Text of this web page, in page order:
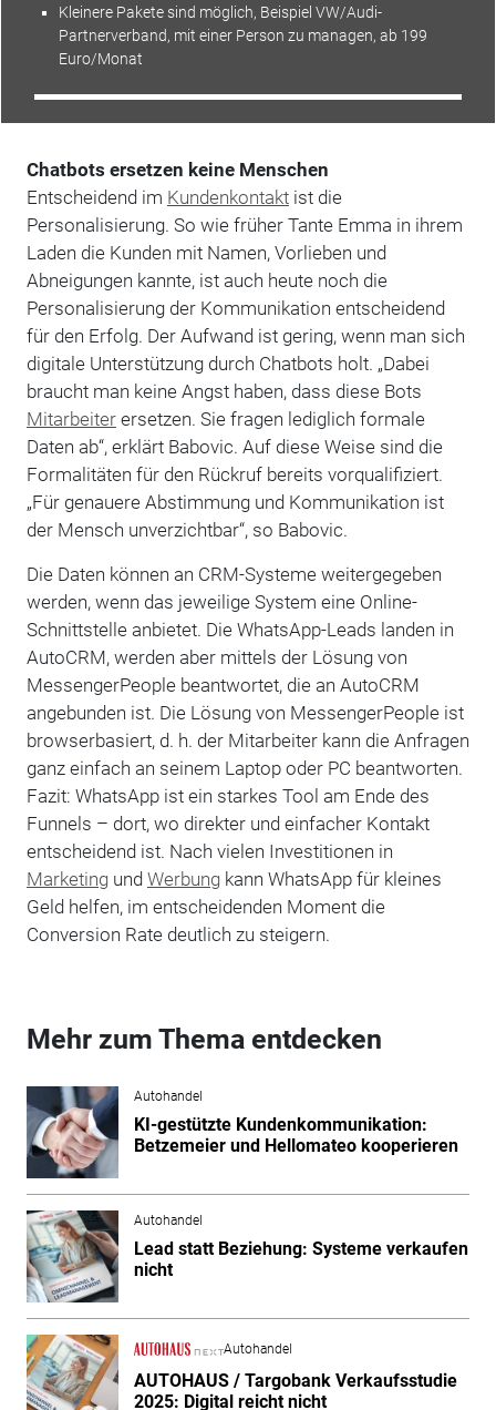
Kleinere Pakete sind möglich, Beispiel VW/Audi-
Partnerverband, mit einer Person zu managen, ab 199
Euro/Monat
Chatbots ersetzen keine Menschen
Entscheidend im Kundenkontaktist die
Personalisierung. So wie früher Tante Emma in ihrem
Laden die Kunden mit Namen, Vorlieben und
Abneigungen kannte, ist auch heute noch die
Personalisierung der Kommunikation entscheidend
für den Erfolg. Der Aufwand ist gering, wenn man sich
digitale Unterstützung durch Chatbots holt. „Dabei
braucht man keine Angst haben, dass diese Bots
Mitarbeiterersetzen. Sie fragen lediglich formale
Daten ab“, erklärt Babovic. Auf diese Weise sind die
Formalitäten für den Rückruf bereits vorqualifiziert.
„Für genauere Abstimmung und Kommunikation ist
der Mensch unverzichtbar“, so Babovic.
Die Daten können an CRM-Systeme weitergegeben
werden, wenn das jeweilige System eine Online-
Schnittstelle anbietet. Die WhatsApp-Leads landen in
AutoCRM, werden aber mittels der Lösung von
MessengerPeople beantwortet, die an Auto­CRM
angebunden ist. Die Lösung von MessengerPeople ist
browserbasiert, d. h. der Mitarbeiter kann die Anfragen
ganz einfach an seinem Laptop oder PC beantworten.
Fazit: WhatsApp ist ein starkes Tool am Ende des
Funnels – dort, wo direkter und einfacher Kontakt
entscheidend ist. Nach vielen Investitionen in
Marketingund Werbungkann WhatsApp für kleines
Geld helfen, im entscheidenden Moment die
Conversion Rate deutlich zu steigern.
Mehr zum Thema entdecken
Autohandel
KI-gestützte Kundenkommunikation:
Betzemeier und Hellomateo kooperieren
Autohandel
Lead statt Beziehung: Systeme verkaufen
nicht
Autohandel
AUTOHAUS / Targobank Verkaufsstudie
2025: Digital reicht nicht